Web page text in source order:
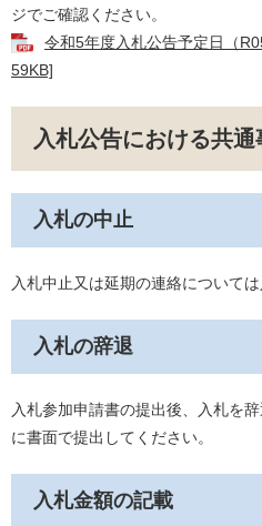
ジでご確認ください。
令和5年度入札公告予定日（
59KB]
入札公告における共通
入札の中止
入札中止又は延期の連絡について
入札の辞退
入札参加申請書の提出後、入札を
に書面で提出してください。
入札金額の記載